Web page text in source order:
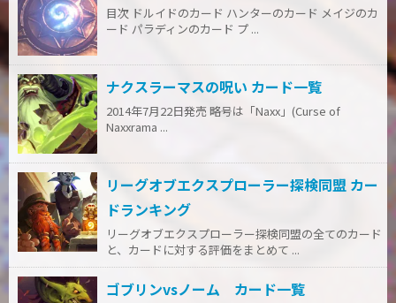
目次 ドルイドのカード ハンターのカード メイジのカ
ード パラディンのカード プ ...
ナクスラーマスの呪い カード一覧
2014年7月22日発売 略号は「Naxx」(Curse of
Naxxrama ...
リーグオブエクスプローラー探検同盟 カー
ドランキング
リーグオブエクスプローラー探検同盟の全てのカード
と、カードに対する評価をまとめて ...
ゴブリンvsノーム カード一覧